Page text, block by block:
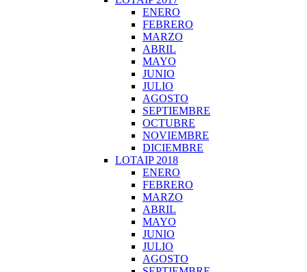
ENERO
FEBRERO
MARZO
ABRIL
MAYO
JUNIO
JULIO
AGOSTO
SEPTIEMBRE
OCTUBRE
NOVIEMBRE
DICIEMBRE
LOTAIP 2018
ENERO
FEBRERO
MARZO
ABRIL
MAYO
JUNIO
JULIO
AGOSTO